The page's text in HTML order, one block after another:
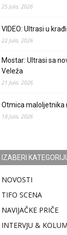
25 Jula, 2026
VIDEO: Ultrasi u
22 Jula, 2026
Mostar: Ultrasi sa
Veleža
21 Jula, 2026
Otmica maloljetnika
18 Jula, 2026
IZABERI
NOVOSTI
TIFO SCENA
NAVIJAČKE PRIČE
INTERVJU &